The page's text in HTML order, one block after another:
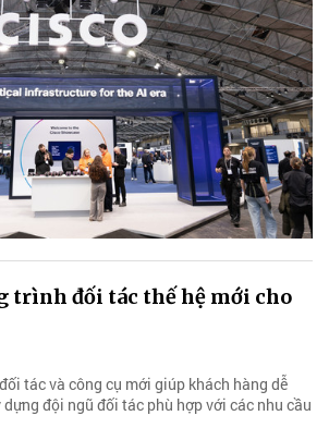
trình đối tác thế hệ mới cho
tác và công cụ mới giúp khách hàng dễ
đội ngũ đối tác phù hợp với các nhu cầu